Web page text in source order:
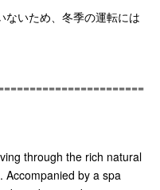
ないため、冬季の運転には
through the rich natural
Accompanied by a spa